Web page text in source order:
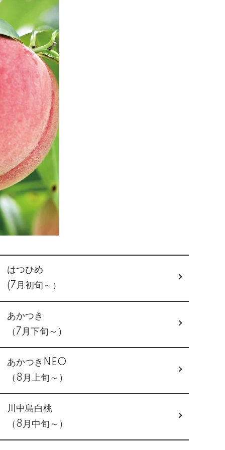
はつひめ
(7月初旬～）
あかつき
（7月下旬～）
あかつきNEO
（8月上旬～）
川中島白桃
（8月中旬～）